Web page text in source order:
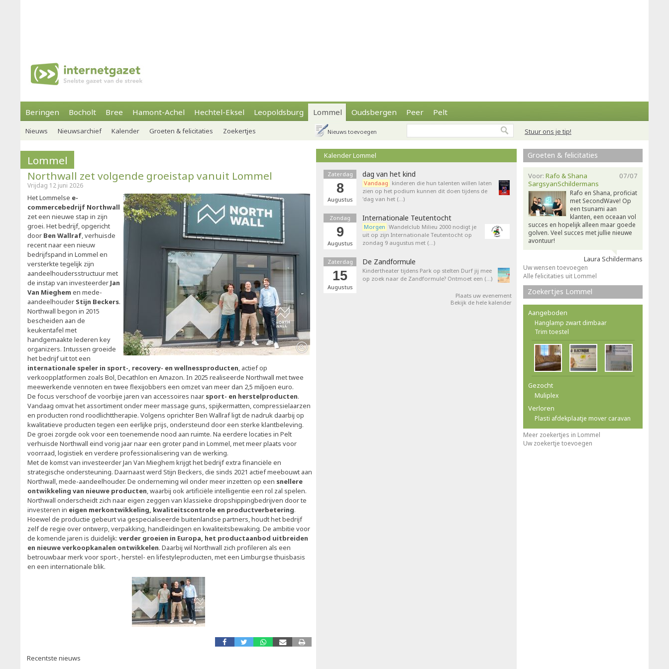
Beringen Bocholt Bree Hamont-Achel Hechtel-Eksel Leopoldsburg Lommel Oudsbergen Peer Pelt
Stuur ons je tip!
Nieuws Nieuwsarchief Kalender Groeten & felicitaties Zoekertjes Nieuws toevoegen
Lommel
Northwall zet volgende groeistap vanuit Lommel
Vrijdag 12 juni 2026
Het Lommelse e-
commercebedrijf Northwall
zet een nieuwe stap in zijn
groei. Het bedrijf, opgericht
door Ben Wallraf, verhuisde
recent naar een nieuw
bedrijfspand in Lommel en
versterkte tegelijk zijn
aandeelhoudersstructuur met
de instap van investeerder Jan
Van Mieghem en mede-
aandeelhouder Stijn Beckers.
Northwall begon in 2015
bescheiden aan de
keukentafel met
handgemaakte lederen key
organizers. Intussen groeide
het bedrijf uit tot een
internationale speler in sport-, recovery- en wellnessproducten, actief op
verkoopplatformen zoals Bol, Decathlon en Amazon. In 2025 realiseerde Northwall met twee
meewerkende vennoten en twee flexijobbers een omzet van meer dan 2,5 miljoen euro.
De focus verschoof de voorbije jaren van accessoires naar sport- en herstelproducten.
Vandaag omvat het assortiment onder meer massage guns, spijkermatten, compressielaarzen
en producten rond roodlichttherapie. Volgens oprichter Ben Wallraf ligt de nadruk daarbij op
kwalitatieve producten tegen een eerlijke prijs, ondersteund door een sterke klantbeleving.
De groei zorgde ook voor een toenemende nood aan ruimte. Na eerdere locaties in Pelt
verhuisde Northwall eind vorig jaar naar een groter pand in Lommel, met meer plaats voor
voorraad, logistiek en verdere professionalisering van de werking.
Met de komst van investeerder Jan Van Mieghem krijgt het bedrijf extra financiële en
strategische ondersteuning. Daarnaast werd Stijn Beckers, die sinds 2021 actief meebouwt aan
Northwall, mede-aandeelhouder. De onderneming wil onder meer inzetten op een snellere
ontwikkeling van nieuwe producten, waarbij ook artificiële intelligentie een rol zal spelen.
Northwall onderscheidt zich naar eigen zeggen van klassieke dropshippingbedrijven door te
investeren in eigen merkontwikkeling, kwaliteitscontrole en productverbetering.
Hoewel de productie gebeurt via gespecialiseerde buitenlandse partners, houdt het bedrijf
zelf de regie over ontwerp, verpakking, handleidingen en kwaliteitsbewaking. De ambitie voor
de komende jaren is duidelijk: verder groeien in Europa, het productaanbod uitbreiden
en nieuwe verkoopkanalen ontwikkelen. Daarbij wil Northwall zich profileren als een
betrouwbaar merk voor sport-, herstel- en lifestyleproducten, met een Limburgse thuisbasis
en een internationale blik.
Recentste nieuws
Kalender Lommel
Zaterdag
8
Augustus
dag van het kind
Vandaag kinderen die hun talenten willen laten
zien op het podium kunnen dit doen tijdens de
'dag van het (…)
Zondag
9
Augustus
Internationale Teutentocht
Morgen Wandelclub Milieu 2000 nodigt je
uit op zijn Internationale Teutentocht op
zondag 9 augustus met (…)
Zaterdag
15
Augustus
De Zandformule
Kindertheater tijdens Park op stelten Durf jij mee
op zoek naar de Zandformule? Ontmoet een (…)
Plaats uw evenement
Bekijk de hele kalender
Groeten & felicitaties
07/07
Voor: Rafo & Shana
SargsyanSchildermans
Rafo en Shana, proficiat
met SecondWave! Op
een tsunami aan
klanten, een oceaan vol
succes en hopelijk alleen maar goede
golven. Veel succes met jullie nieuwe
avontuur!
Laura Schildermans
Uw wensen toevoegen
Alle felicitaties uit Lommel
Zoekertjes Lommel
Aangeboden
Hanglamp zwart dimbaar
Trim toestel
Gezocht
Muliplex
Verloren
Plasti afdekplaatje mover caravan
Meer zoekertjes in Lommel
Uw zoekertje toevoegen